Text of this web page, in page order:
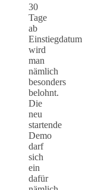
30
Tage
ab
Einstiegdatum
wird
man
nämlich
besonders
belohnt.
Die
neu
startende
Demo
darf
sich
ein
dafür